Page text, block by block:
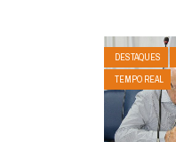
DESTAQUES
TEMPO REAL